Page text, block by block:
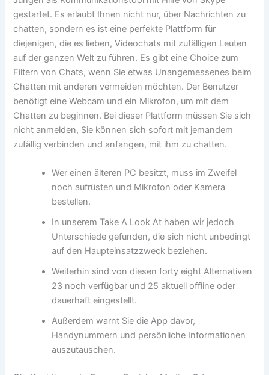
gestartet. Es erlaubt Ihnen nicht nur, über Nachrichten zu
chatten, sondern es ist eine perfekte Plattform für
diejenigen, die es lieben, Videochats mit zufälligen Leuten
auf der ganzen Welt zu führen. Es gibt eine Choice zum
Filtern von Chats, wenn Sie etwas Unangemessenes beim
Chatten mit anderen vermeiden möchten. Der Benutzer
benötigt eine Webcam und ein Mikrofon, um mit dem
Chatten zu beginnen. Bei dieser Plattform müssen Sie sich
nicht anmelden, Sie können sich sofort mit jemandem
zufällig verbinden und anfangen, mit ihm zu chatten.
Wer einen älteren PC besitzt, muss im Zweifel
noch aufrüsten und Mikrofon oder Kamera
bestellen.
In unserem Take A Look At haben wir jedoch
Unterschiede gefunden, die sich nicht unbedingt
auf den Haupteinsatzzweck beziehen.
Weiterhin sind von diesen forty eight Alternativen
23 noch verfügbar und 25 aktuell offline oder
dauerhaft eingestellt.
Außerdem warnt Sie die App davor,
Handynummern und persönliche Informationen
auszutauschen.